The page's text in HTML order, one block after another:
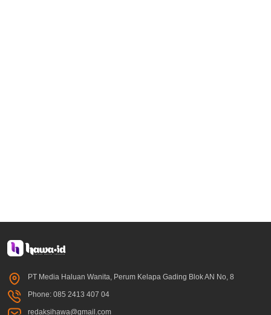
PT Media Haluan Wanita, Perum Kelapa Gading Blok AN No, 8
Phone: 085 2413 407 04
redaksihawa@gmail.com